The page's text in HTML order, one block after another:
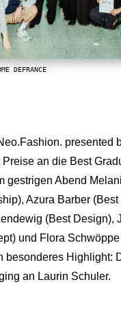
DEFRANCE
presented
an die Best
gestrigen Abend
Azura Barber
(Best Design),
und Flora
besonderes Highlight:
an Laurin Schuler.